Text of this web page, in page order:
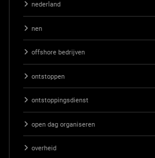
nederland
nen
offshore bedrijven
ontstoppen
ontstoppingsdienst
open dag organiseren
overheid